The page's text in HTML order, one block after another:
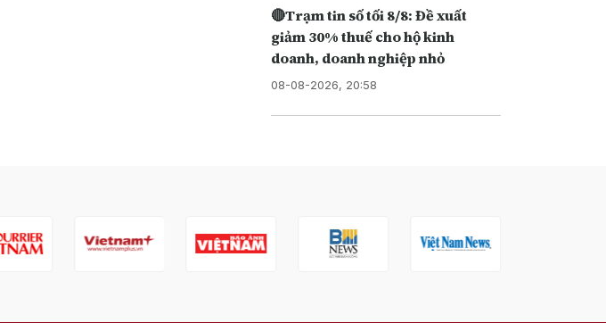
🔴Trạm tin số tối 8/8: Đề xuất
giảm 30% thuế cho hộ kinh
doanh, doanh nghiệp nhỏ
08-08-2026, 20:58